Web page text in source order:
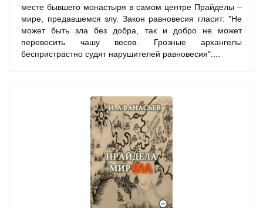
месте бывшего монастыря в самом центре Прайделы –
мире, предавшемся злу. Закон равновесия гласит: "Не
может быть зла без добра, так и добро не может
перевесить чашу весов. Грозные архангелы
беспристрастно судят нарушителей равновесия"....